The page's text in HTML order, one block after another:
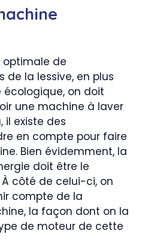
optimale de
de la lessive, en plus
écologique, on doit
une machine à laver
il existe des
en compte pour faire
Bien évidemment, la
doit être le
côté de celui-ci, on
compte de la
la façon dont on la
de moteur de cette